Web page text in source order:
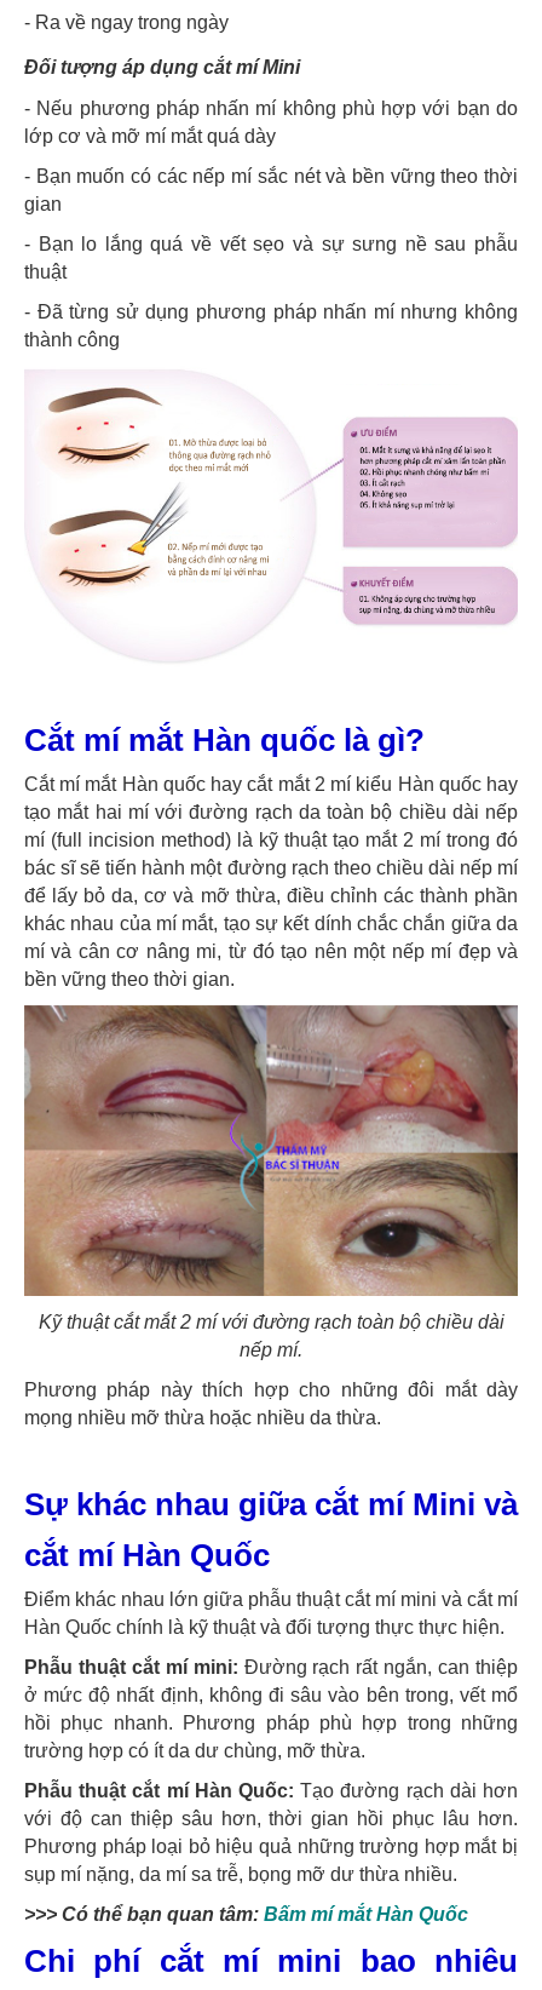
- Ra về ngay trong ngày
Đối tượng áp dụng cắt mí Mini
- Nếu phương pháp nhấn mí không phù hợp với bạn do
lớp cơ và mỡ mí mắt quá dày
- Bạn muốn có các nếp mí sắc nét và bền vững theo thời
gian
- Bạn lo lắng quá về vết sẹo và sự sưng nề sau phẫu
thuật
- Đã từng sử dụng phương pháp nhấn mí nhưng không
thành công
Cắt mí mắt Hàn quốc là gì?
Cắt mí mắt Hàn quốc hay cắt mắt 2 mí kiểu Hàn quốc hay
tạo mắt hai mí với đường rạch da toàn bộ chiều dài nếp
mí (full incision method) là kỹ thuật tạo mắt 2 mí trong đó
bác sĩ sẽ tiến hành một đường rạch theo chiều dài nếp mí
để lấy bỏ da, cơ và mỡ thừa, điều chỉnh các thành phần
khác nhau của mí mắt, tạo sự kết dính chắc chắn giữa da
mí và cân cơ nâng mi, từ đó tạo nên một nếp mí đẹp và
bền vững theo thời gian.
Kỹ thuật cắt mắt 2 mí với đường rạch toàn bộ chiều dài
nếp mí.
Phương pháp này thích hợp cho những đôi mắt dày
mọng nhiều mỡ thừa hoặc nhiều da thừa.
Sự khác nhau giữa cắt mí Mini và
cắt mí Hàn Quốc
Điểm khác nhau lớn giữa phẫu thuật cắt mí mini và cắt mí
Hàn Quốc chính là kỹ thuật và đối tượng thực thực hiện.
Phẫu thuật cắt mí mini: Đường rạch rất ngắn, can thiệp
ở mức độ nhất định, không đi sâu vào bên trong, vết mổ
hồi phục nhanh. Phương pháp phù hợp trong những
trường hợp có ít da dư chùng, mỡ thừa.
Phẫu thuật cắt mí Hàn Quốc:Tạo đường rạch dài hơn
với độ can thiệp sâu hơn, thời gian hồi phục lâu hơn.
Phương pháp loại bỏ hiệu quả những trường hợp mắt bị
sụp mí nặng, da mí sa trễ, bọng mỡ dư thừa nhiều.
>>> Có thể bạn quan tâm: Bấm mí mắt Hàn Quốc
Chi phí cắt mí mini bao nhiêu